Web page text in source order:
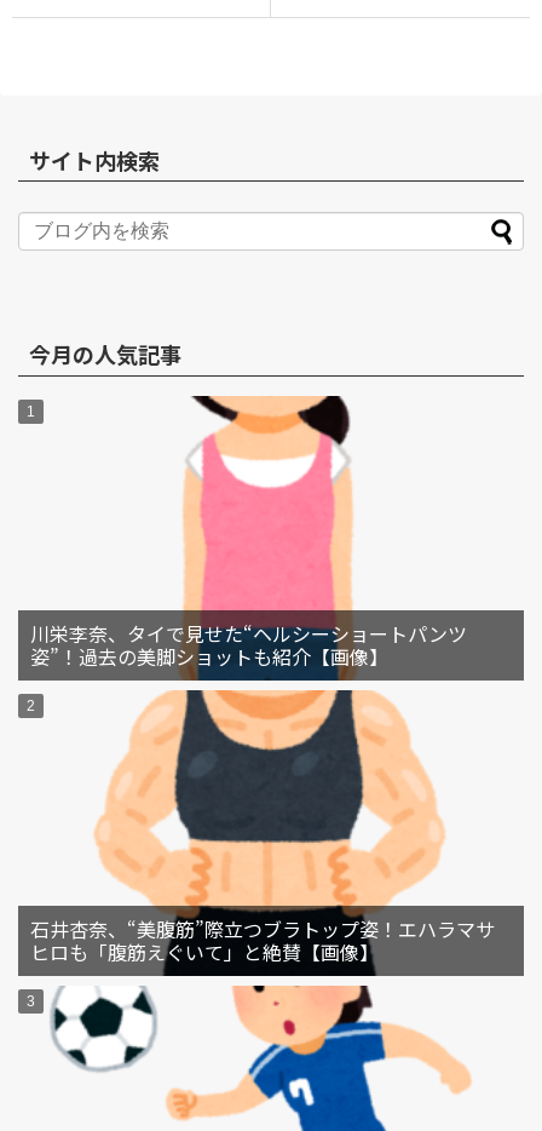
サイト内検索
今月の人気記事
川栄李奈、タイで見せた“ヘルシーショートパンツ
姿”！過去の美脚ショットも紹介【画像】
石井杏奈、“美腹筋”際立つブラトップ姿！エハラマサ
ヒロも「腹筋えぐいて」と絶賛【画像】